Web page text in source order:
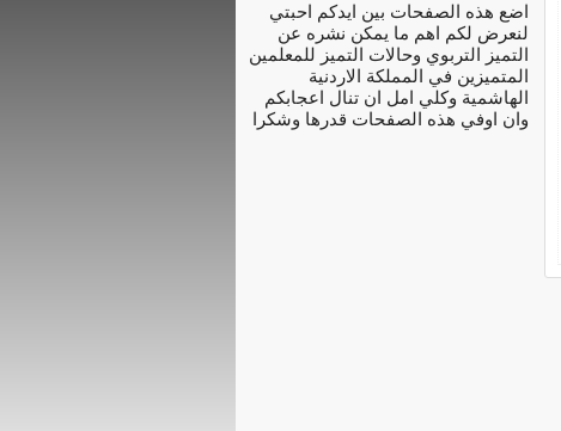
اضع هذه الصفحات بين ايدكم احبتي
لنعرض لكم اهم ما يمكن نشره عن
التميز التربوي وحالات التميز للمعلمين
المتميزين في المملكة الاردنية
الهاشمية وكلي امل ان تنال اعجابكم
وان اوفي هذه الصفحات قدرها وشكرا